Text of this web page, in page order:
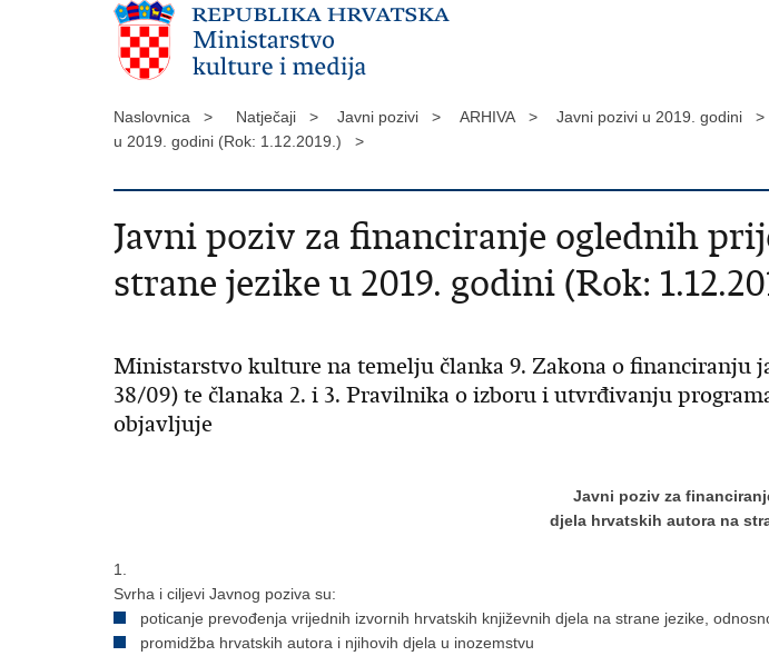
Naslovnica > Natječaji > Javni pozivi > ARHIVA > Javni pozivi u 2019. godini >
u 2019. godini (Rok: 1.12.2019.) >
Javni poziv za financiranje oglednih
strane jezike u 2019. godini (Rok:
Ministarstvo kulture na temelju članka 9. Zakona o financiranju
38/09) te članaka 2. i 3. Pravilnika o izboru i utvrđivanju
objavljuje
Javni poziv za
djela hrvatskih autora na
1.
Svrha i ciljevi Javnog poziva su:
poticanje prevođenja vrijednih izvornih hrvatskih književnih djela na strane jezike,
promidžba hrvatskih autora i njihovih djela u inozemstvu